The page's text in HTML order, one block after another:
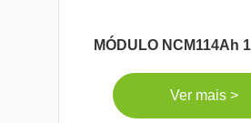
MÓDULO NCM114Ah
Ver mais >